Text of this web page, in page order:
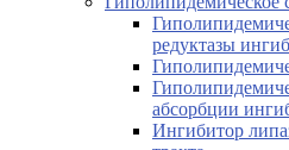
редуктазы
абсорбции
Ингибитор